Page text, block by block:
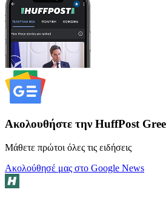
Ακολουθήστε την HuffPost
Μάθετε πρώτοι όλες τις ειδήσεις
Ακολούθησέ μας στο Google News